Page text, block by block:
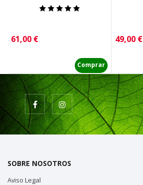
Precio
61,00 €
Comprar
Precio
49,00 €
SOBRE NOSOTROS
Aviso Legal